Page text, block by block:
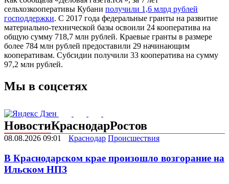
сельхозкооперативы Кубани получили 1,6 млрд рублей
господдержки. С 2017 года федеральные гранты на развитие
материально-технической базы освоили 24 кооператива на
общую сумму 718,7 млн рублей. Краевые гранты в размере
более 784 млн рублей предоставили 29 начинающим
кооперативам. Субсидии получили 33 кооператива на сумму
97,2 млн рублей.
Мы в соцсетях
НовостиКраснодарРостов
08.08.2026 09:01 Краснодар Происшествия
В Краснодарском крае произошло возгорание на
Ильском НПЗ